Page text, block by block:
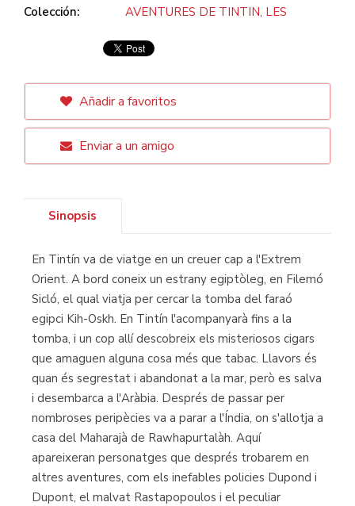
Colección:
AVENTURES DE TINTIN, LES
Añadir a favoritos
Enviar a un amigo
Sinopsis
En Tintín va de viatge en un creuer cap a l'Extrem
Orient. A bord coneix un estrany egiptòleg, en Filemó
Sicló, el qual viatja per cercar la tomba del faraó
egipci Kih-Oskh. En Tintín l'acompanyarà fins a la
tomba, i un cop allí descobreix els misteriosos cigars
que amaguen alguna cosa més que tabac. Llavors és
quan és segrestat i abandonat a la mar, però es salva
i desembarca a l'Aràbia. Després de passar per
nombroses peripècies va a parar a l'Índia, on s'allotja a
casa del Maharajà de Rawhapurtalàh. Aquí
apareixeran personatges que després trobarem en
altres aventures, com els inefables policies Dupond i
Dupont, el malvat Rastapopoulos i el peculiar